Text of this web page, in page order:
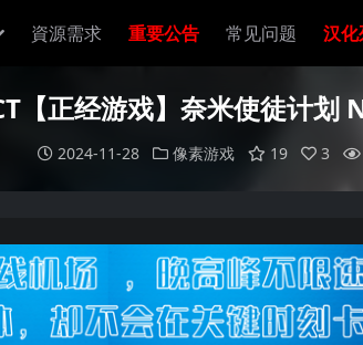
資源需求 重要公告 常见问题 汉
【正经游戏】奈米使徒计
2024-11-28 像素游戏 19 3